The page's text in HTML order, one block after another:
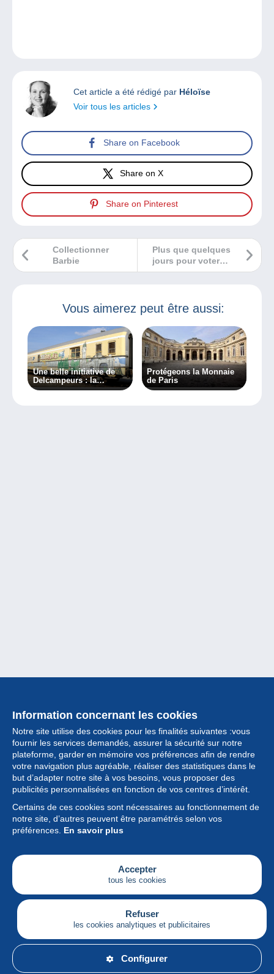
Cet article a été rédigé par Héloïse
Voir tous les articles
Share on Facebook
Share on X
Share on Pinterest
Plus que quelques
jours pour voter
pour votre timbre
Collectionner
Barbie
Vous aimerez peut être aussi:
Une belle initiative de
Delcampeurs : la
création d’un musée
Protégeons la Monnaie
de Paris
Information concernant les cookies
Notre site utilise des cookies pour les finalités suivantes :vous
fournir les services demandés, assurer la sécurité sur notre
plateforme, garder en mémoire vos préférences afin de rendre
votre navigation plus agréable, réaliser des statistiques dans le
but d’adapter notre site à vos besoins, vous proposer des
publicités personnalisées en fonction de vos centres d’intérêt.
Certains de ces cookies sont nécessaires au fonctionnement de
notre site, d’autres peuvent être paramétrés selon vos
préférences. En savoir plus
Accepter
tous les cookies
Refuser
les cookies analytiques et publicitaires
Configurer
Collection
Actualités
Fonctionnalités
Société
Services
Articles
Français